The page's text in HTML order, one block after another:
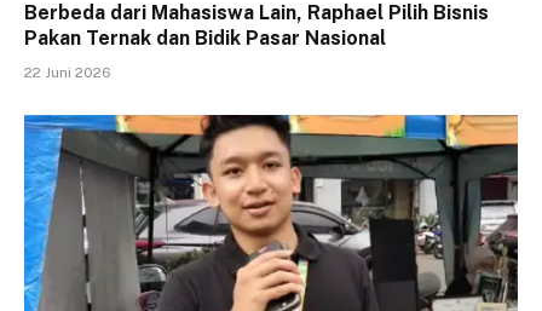
Berbeda dari Mahasiswa Lain, Raphael Pilih Bisnis
Pakan Ternak dan Bidik Pasar Nasional
22 Juni 2026